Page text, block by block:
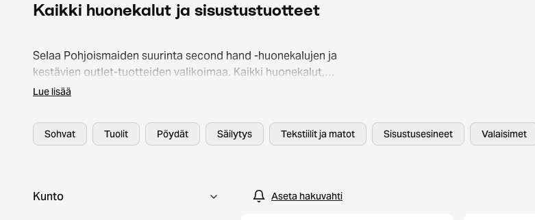
Kaikki huonekalut ja sisustustuotteet
Selaa Pohjoismaiden suurinta second hand -huonekalujen ja
kestävien outlet-tuotteiden valikoimaa. Kaikki huonekalut,
valaisimet ja sisustusesineet on huolellisesti
Valikoimasta löydät tunnettuja brändejä, kuten Artek, HAY ja
Kodin1 – jopa 60 % edullisemmin. Kestävä sisustaminen ei
Lue lisää
Sohvat Tuolit Pöydät Säilytys Tekstiilit ja matot Sisustusesineet Valaisimet
Kunto Aseta hakuvahti